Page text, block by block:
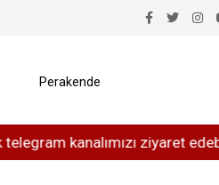
kanalımızı ziyaret edebilirsiniz
Perakende